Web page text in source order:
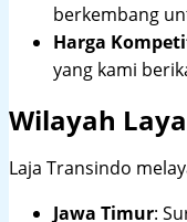
berkembang
Harga
yang kami
Wilayah
Laja Transindo
Jawa Timur: